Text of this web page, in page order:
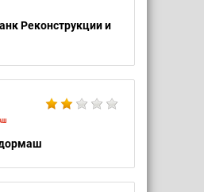
Реконструкции и